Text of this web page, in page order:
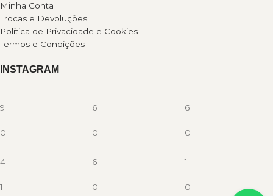
Minha Conta
Trocas e Devoluções
Política de Privacidade e Cookies
Termos e Condições
INSTAGRAM
9
0
6
0
6
0
4
1
6
0
1
0